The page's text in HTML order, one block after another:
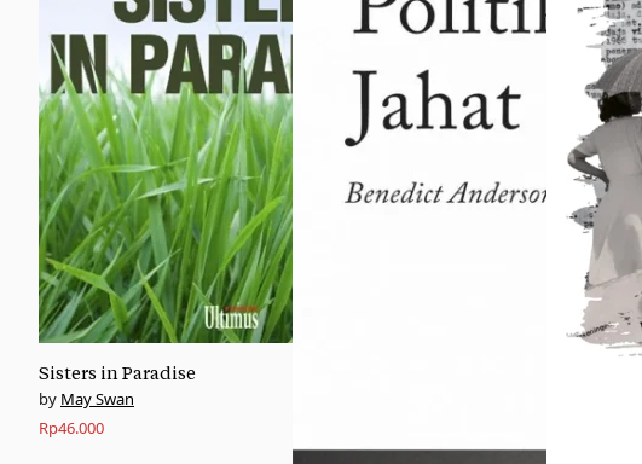
Sisters in Paradise
May Swan
Rp46.000